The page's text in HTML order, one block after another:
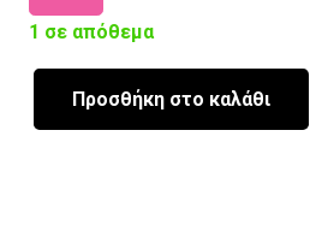
1 σε απόθεμα
Σκουφάκι
Προσθήκη στο καλάθι